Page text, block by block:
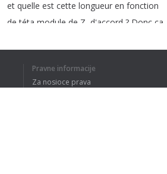
et quelle est cette longueur en fonction
de téta module de Z d'accord ? Donc ça
a c'est l'adjacent
ici et le module est ici. Donc on sait
Pravne informacije
Za nosioce prava